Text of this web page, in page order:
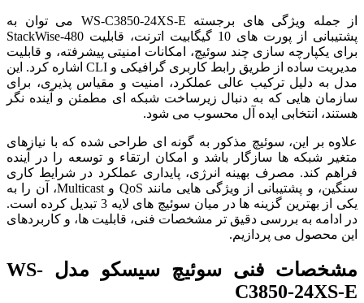
از جمله ویژگی های برجسته WS-C3850-24XS-E می توان به
پشتیبانی از پورت های 10 گیگابیت اترنت، قابلیت StackWise-480
برای یکپارچه سازی چند سوئیچ، امکانات امنیتی پیشرفته، و قابلیت
مدیریت ساده از طریق رابط کاربری گرافیکی و CLI اشاره کرد. این
مدل به دلیل ترکیب عالی عملکرد، امنیت و مقیاس پذیری، برای
سازمان هایی که به دنبال زیرساخت شبکه ای مطمئن و آینده نگر
هستند، انتخابی ایده آل محسوب می شود.
علاوه بر این، سوئیچ مذکور به گونه ای طراحی شده که با نیازهای
متغیر شبکه ها سازگار باشد و امکان ارتقاء و توسعه را در آینده
فراهم کند. مصرف بهینه انرژی، پایداری عملکرد در شرایط کاری
سنگین، و پشتیبانی از ویژگی هایی مانند QoS و Multicast، آن را به
یکی از بهترین گزینه ها در میان سوئیچ های لایه 3 تبدیل کرده است.
در ادامه به بررسی دقیق تر مشخصات فنی، قابلیت ها، و کاربردهای
این محصول می پردازیم.
مشخصات فنی سوئیچ سیسکو مدل WS-
C3850-24XS-E